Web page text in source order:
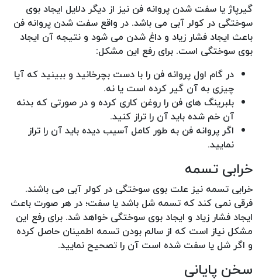
گیرپاژ یا سفت شدن پروانه فن نیز از دیگر دلایل ایجاد بوی
سوختگی در کولر آبی می باشد. در واقع سفت شدن پروانه فن
باعث ایجاد فشار زیاد و داغ شدن می شود و نتیجه آن ایجاد
بوی سوختگی است. برای رفع این مشکل:
در گام اول پروانه فن را با دست بچرخانید و ببینید که آیا
چیزی به آن گیر کرده است یا نه.
بلبرینگ های فن را روغن کاری کرده و در صورتی که بدنه
آن خم شده باید آن را تراز کنید.
اگر پروانه فن به طور کامل آسیب دیده باید آن را تراز
نمایید.
خرابی تسمه
خرابی تسمه نیز علت بوی سوختگی در کولر آبی می باشند.
فرقی نمی کند که تسمه شل باشد یا سفت؛ در هر صورت باعث
ایجاد فشار زیاد و ایجاد بوی سوختگی خواهد شد. برای رفع این
مشکل نیاز است که از سالم بودن تسمه اطمینان حاصل کرده
و اگر شل یا سفت شده است آن را تصحیح نمایید.
سخن پایانی